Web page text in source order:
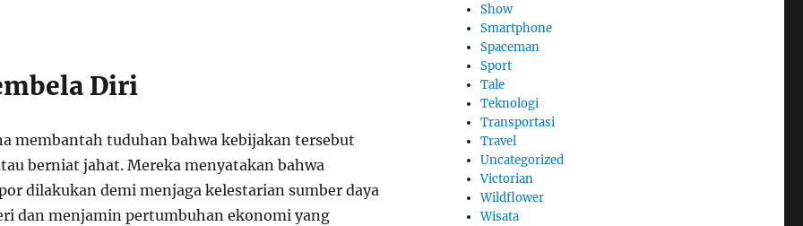
Diri
membantah tuduhan bahwa kebijakan tersebut
berniat jahat. Mereka menyatakan bahwa
dilakukan demi menjaga kelestarian sumber daya
dan menjamin pertumbuhan ekonomi yang
Show
Smartphone
Spaceman
Sport
Tale
Teknologi
Transportasi
Travel
Uncategorized
Victorian
Wildflower
Wisata